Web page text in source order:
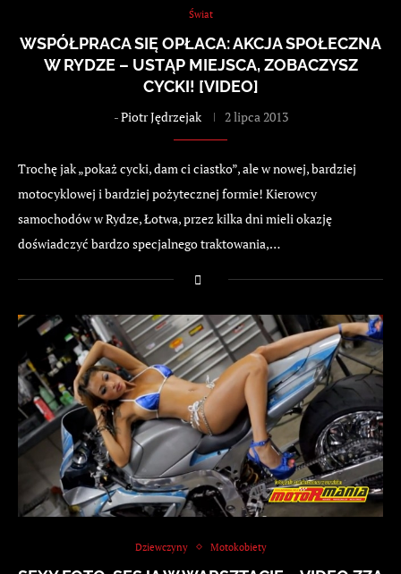
Świat
WSPÓŁPRACA SIĘ OPŁACA: AKCJA SPOŁECZNA
W RYDZE – USTĄP MIEJSCA, ZOBACZYSZ
CYCKI! [VIDEO]
-Piotr Jędrzejak 2 lipca 2013
Trochę jak „pokaż cycki, dam ci ciastko”, ale w nowej, bardziej
motocyklowej i bardziej pożytecznej formie! Kierowcy
samochodów w Rydze, Łotwa, przez kilka dni mieli okazję
doświadczyć bardzo specjalnego traktowania,…
Dziewczyny Motokobiety